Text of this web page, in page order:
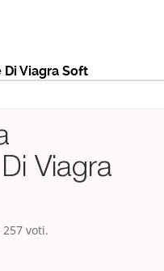
Viagra Soft
Viagra
257 voti.